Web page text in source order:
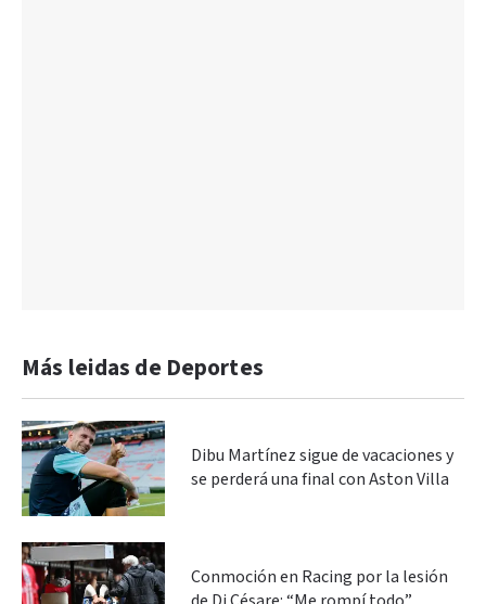
Más leidas de Deportes
Dibu Martínez sigue de vacaciones y
se perderá una final con Aston Villa
Conmoción en Racing por la lesión